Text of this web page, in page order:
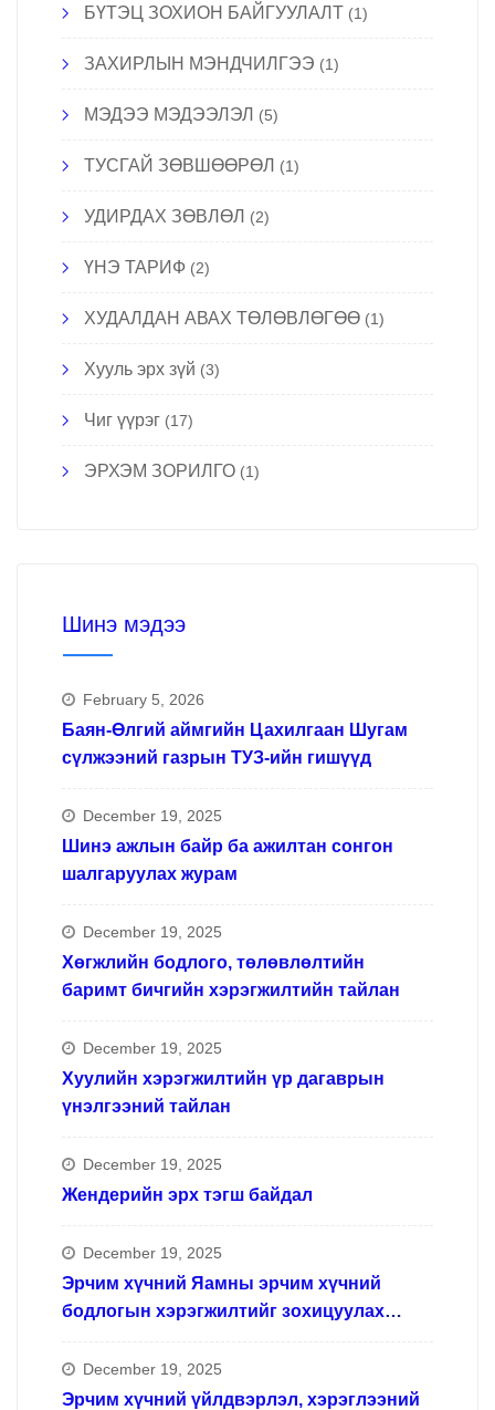
БҮТЭЦ ЗОХИОН БАЙГУУЛАЛТ (1)
ЗАХИРЛЫН МЭНДЧИЛГЭЭ (1)
МЭДЭЭ МЭДЭЭЛЭЛ (5)
ТУСГАЙ ЗӨВШӨӨРӨЛ (1)
УДИРДАХ ЗӨВЛӨЛ (2)
ҮНЭ ТАРИФ (2)
ХУДАЛДАН АВАХ ТӨЛӨВЛӨГӨӨ (1)
Хууль эрх зүй (3)
Чиг үүрэг (17)
ЭРХЭМ ЗОРИЛГО (1)
Шинэ мэдээ
February 5, 2026
Баян-Өлгий аймгийн Цахилгаан Шугам
сүлжээний газрын ТУЗ-ийн гишүүд
December 19, 2025
Шинэ ажлын байр ба ажилтан сонгон
шалгаруулах журам
December 19, 2025
Хөгжлийн бодлого, төлөвлөлтийн
баримт бичгийн хэрэгжилтийн тайлан
December 19, 2025
Хуулийн хэрэгжилтийн үр дагаврын
үнэлгээний тайлан
December 19, 2025
Жендерийн эрх тэгш байдал
December 19, 2025
Эрчим хүчний Яамны эрчим хүчний
бодлогын хэрэгжилтийг зохицуулах
December 19, 2025
Эрчим хүчний үйлдвэрлэл, хэрэглээний